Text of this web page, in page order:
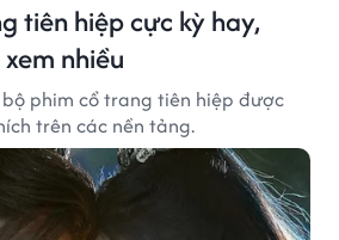
tiên hiệp cực kỳ hay,
nhiều
phim cổ trang tiên hiệp được
trên các nền tảng.